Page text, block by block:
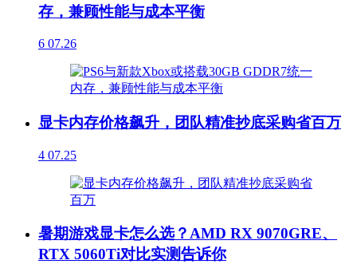
存，兼顾性能与成本平衡
6 07.26
显卡内存价格飙升，团队精准抄底采购省百万
4 07.25
暑期游戏显卡怎么选？AMD RX 9070GRE、
RTX 5060Ti对比实测告诉你